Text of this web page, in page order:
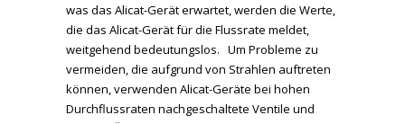
was das Alicat-Gerät erwartet, werden die Werte,
die das Alicat-Gerät für die Flussrate meldet,
weitgehend bedeutungslos. Um Probleme zu
vermeiden, die aufgrund von Strahlen auftreten
können, verwenden Alicat-Geräte bei hohen
Durchflussraten nachgeschaltete Ventile und